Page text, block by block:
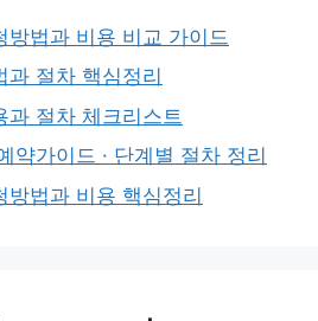
방법과 비용 비교 가이드
과 절차 핵심정리
과 절차 체크리스트
약가이드 · 단계별 절차 정리
방법과 비용 핵심정리